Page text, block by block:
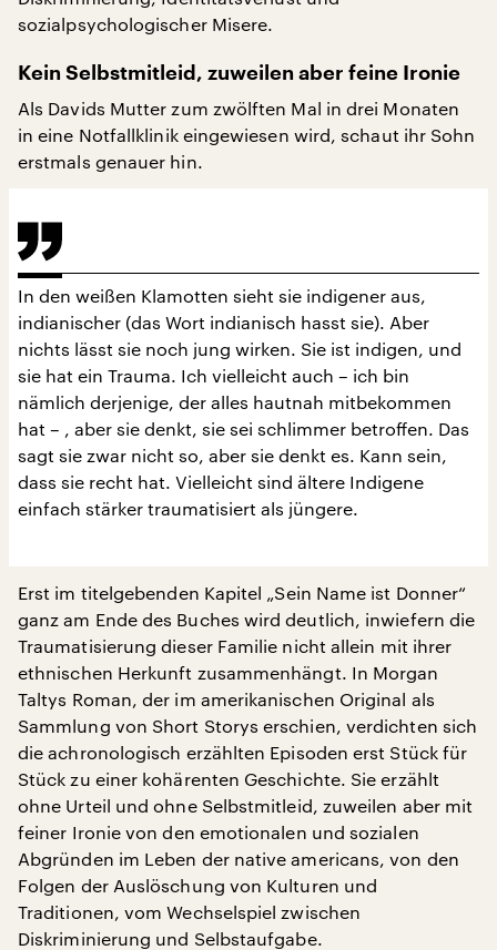
sozialpsychologischer Misere.
Kein Selbstmitleid, zuweilen aber feine Ironie
Als Davids Mutter zum zwölften Mal in drei Monaten
in eine Notfallklinik eingewiesen wird, schaut ihr Sohn
erstmals genauer hin.
In den weißen Klamotten sieht sie indigener aus,
indianischer (das Wort indianisch hasst sie). Aber
nichts lässt sie noch jung wirken. Sie ist indigen, und
sie hat ein Trauma. Ich vielleicht auch – ich bin
nämlich derjenige, der alles hautnah mitbekommen
hat – , aber sie denkt, sie sei schlimmer betroffen. Das
sagt sie zwar nicht so, aber sie denkt es. Kann sein,
dass sie recht hat. Vielleicht sind ältere Indigene
einfach stärker traumatisiert als jüngere.
Erst im titelgebenden Kapitel „Sein Name ist Donner“
ganz am Ende des Buches wird deutlich, inwiefern die
Traumatisierung dieser Familie nicht allein mit ihrer
ethnischen Herkunft zusammenhängt. In Morgan
Taltys Roman, der im amerikanischen Original als
Sammlung von Short Storys erschien, verdichten sich
die achronologisch erzählten Episoden erst Stück für
Stück zu einer kohärenten Geschichte. Sie erzählt
ohne Urteil und ohne Selbstmitleid, zuweilen aber mit
feiner Ironie von den emotionalen und sozialen
Abgründen im Leben der native americans, von den
Folgen der Auslöschung von Kulturen und
Traditionen, vom Wechselspiel zwischen
Diskriminierung und Selbstaufgabe.